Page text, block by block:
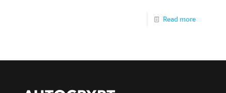
Read more